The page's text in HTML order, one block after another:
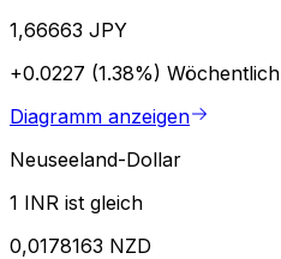
1,66663 JPY
+0.0227 (1.38%) Wöchentlich
Diagramm anzeigen
Neuseeland-Dollar
1 INR ist gleich
0,0178163 NZD